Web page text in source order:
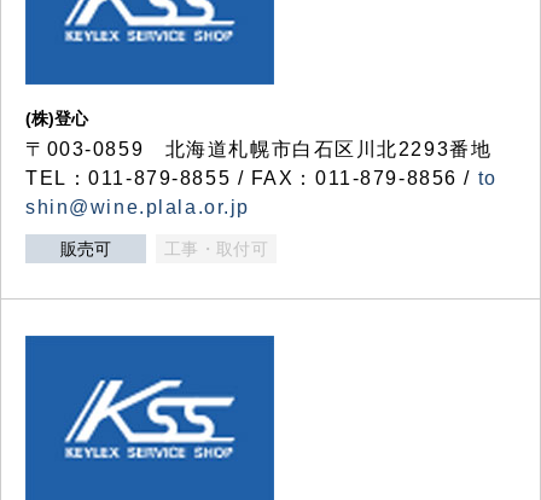
(株)登心
〒003-0859 北海道札幌市白石区川北2293番地
TEL：011-879-8855 / FAX：011-879-8856 / to
shin@wine.plala.or.jp
販売可 工事・取付可